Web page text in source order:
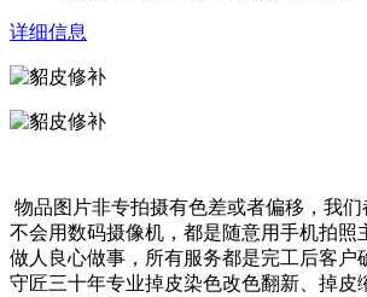
详细信息
物品图片非专拍摄有色差或者偏移，我们
不会用数码摄像机，都是随意用手机拍照
做人良心做事，所有服务都是完工后客户
守匠三十年专业掉皮染色改色翻新、掉皮